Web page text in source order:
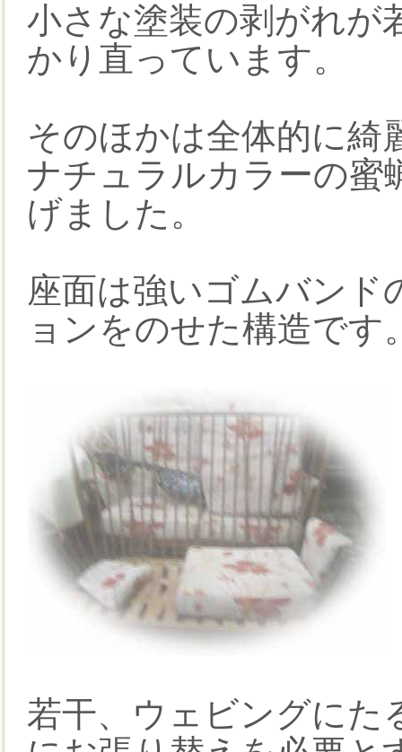
小さな塗装の剥がれが
かり直っています。
そのほかは全体的に綺
ナチュラルカラーの蜜
げました。
座面は強いゴムバン
ョンをのせた構造です
若干、ウェビングにた